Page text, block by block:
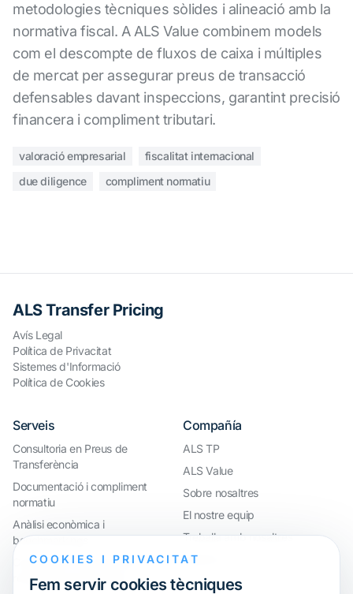
metodologies tècniques sòlides i alineació amb la
normativa fiscal. A ALS Value combinem models
com el descompte de fluxos de caixa i múltiples
de mercat per assegurar preus de transacció
defensables davant inspeccions, garantint precisió
financera i compliment tributari.
valoració empresarial
fiscalitat internacional
due diligence
compliment normatiu
ALS Transfer Pricing
Avís Legal
Política de Privacitat
Sistemes d'Informació
Política de Cookies
Serveis
Consultoria en Preus de
Transferència
Documentació i compliment
normatiu
Anàlisi econòmica i
benchmarkings
Compliment internacional i
reorganització de grups
Compañía
ALS TP
ALS Value
Sobre nosaltres
El nostre equip
Treballa amb nosaltres
Webinar
COOKIES I PRIVACITAT
Fem servir cookies tècniques